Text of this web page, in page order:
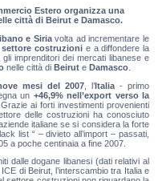
Estero organizza una
città di Beirut e Damasco.
e Siriavolta ad incrementare le
settore costruzioni e a diffondere la
imprenditori dei mercati libanese e
nelle città di Beirut e Damasco
mesi del 2007, l’Italia- primo
un +46,9% nell’export verso la
ai forti investimenti provenienti
delle costruzioni ha conosciuto
italiane se si considera la forte
list “ – divieto all’import – passati,
a poche centinaia a fine 2007.
dalle dogane libanesi (dati relativi al
di Beirut, l’interscambio tra Italia e